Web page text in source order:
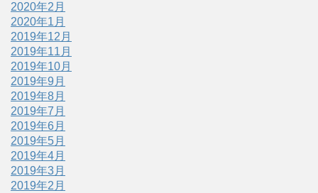
2020年2月
2020年1月
2019年12月
2019年11月
2019年10月
2019年9月
2019年8月
2019年7月
2019年6月
2019年5月
2019年4月
2019年3月
2019年2月